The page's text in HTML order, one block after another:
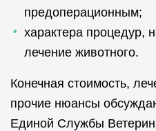
предоперационным;
характера процедур,
лечение животного.
Конечная стоимость,
прочие нюансы
Единой Службы